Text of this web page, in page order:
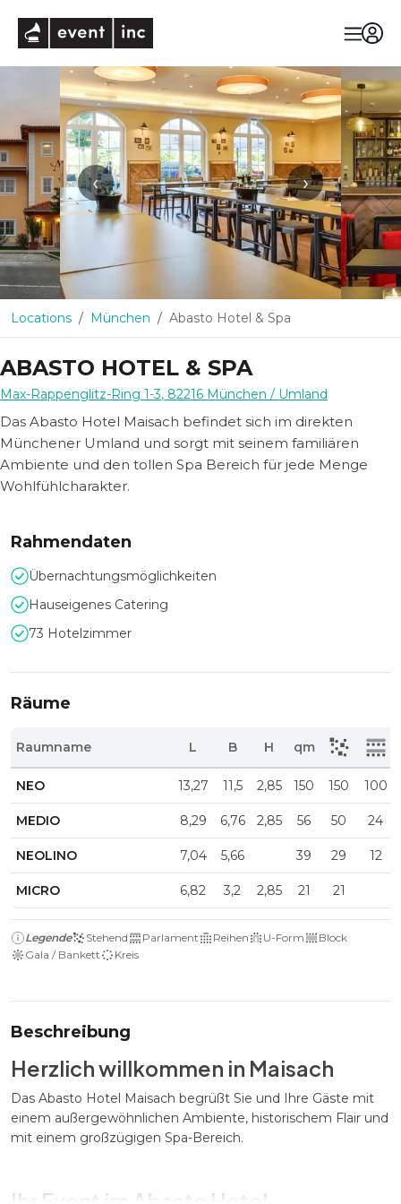
‹ ›
Locations München Abasto Hotel & Spa
ABASTO HOTEL & SPA
Max-Rappenglitz-Ring 1-3, 82216 München / Umland
Das Abasto Hotel Maisach befindet sich im direkten
Münchener Umland und sorgt mit seinem familiären
Ambiente und den tollen Spa Bereich für jede Menge
Wohlfühlcharakter.
Rahmendaten
Übernachtungsmöglichkeiten
Hauseigenes Catering
73 Hotelzimmer
Räume
Raumname L B H qm
NEO 13,27 11,5 2,85 150 150 100
MEDIO 8,29 6,76 2,85 56 50 24
NEOLINO 7,04 5,66 39 29 12
MICRO 6,82 3,2 2,85 21 21
Legende Stehend Parlament Reihen U-Form
Block
Gala / Bankett
Kreis
Beschreibung
Herzlich willkommen in Maisach
Das Abasto Hotel Maisach begrüßt Sie und Ihre Gäste mit
einem außergewöhnlichen Ambiente, historischem Flair und
mit einem großzügigen Spa-Bereich.